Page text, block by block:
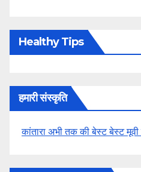
Healthy Tips
हमारी संस्कृति
कांतारा अभी तक की बेस्ट बेस्ट मूवी